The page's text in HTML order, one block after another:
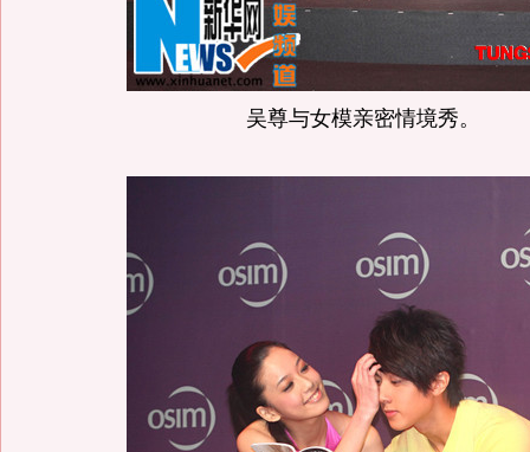
吴尊与女模亲密情境秀。